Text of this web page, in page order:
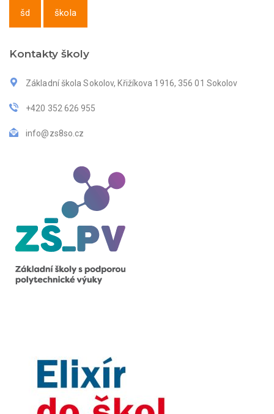
šd škola
Kontakty školy
Základní škola Sokolov, Křižíkova 1916, 356 01 Sokolov
+420 352 626 955
info@zs8so.cz